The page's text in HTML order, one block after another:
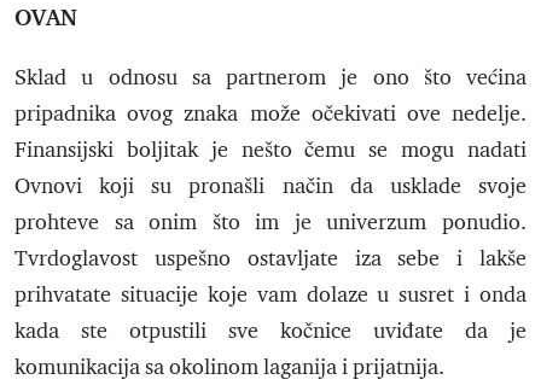
OVAN
Sklad u odnosu sa partnerom je ono što većina
pripadnika ovog znaka može očekivati ove nedelje.
Finansijski boljitak je nešto čemu se mogu nadati
Ovnovi koji su pronašli način da usklade svoje
prohteve sa onim što im je univerzum ponudio.
Tvrdoglavost uspešno ostavljate iza sebe i lakše
prihvatate situacije koje vam dolaze u susret i onda
kada ste otpustili sve kočnice uviđate da je
komunikacija sa okolinom laganija i prijatnija.